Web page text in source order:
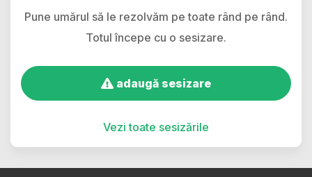
Pune umărul să le rezolvăm pe toate rând pe rând.
Totul începe cu o sesizare.
adaugă sesizare
Vezi toate sesizările